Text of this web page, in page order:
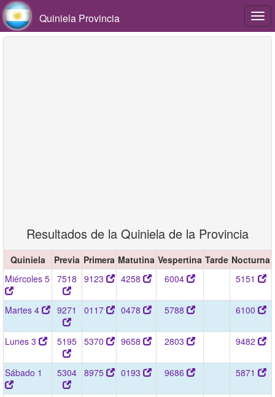
Quiniela Provincia
Resultados de la Quiniela de la Provincia
Quiniela Previa Primera Matutina Vespertina Tarde Nocturna
Miércoles 5 7518 9123 4258 6004 5151
Martes 4 9271 0117 0478 5788 6100
Lunes 3 5195 5370 9658 2803 9482
Sábado 1 5304 8975 0193 9686 5871